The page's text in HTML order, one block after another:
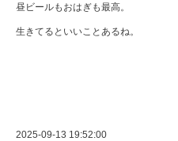
昼ビールもおはぎも最高。
生きてるといいことあるね。
2025-09-13 19:52:00